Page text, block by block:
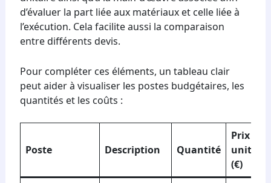
d’évaluer la part liée aux matériaux et celle liée à
l’exécution. Cela facilite aussi la comparaison
entre différents devis.
Pour compléter ces éléments, un tableau clair
peut aider à visualiser les postes budgétaires, les
quantités et les coûts :
Poste Description Quantité
Prix
unitaire
(€)